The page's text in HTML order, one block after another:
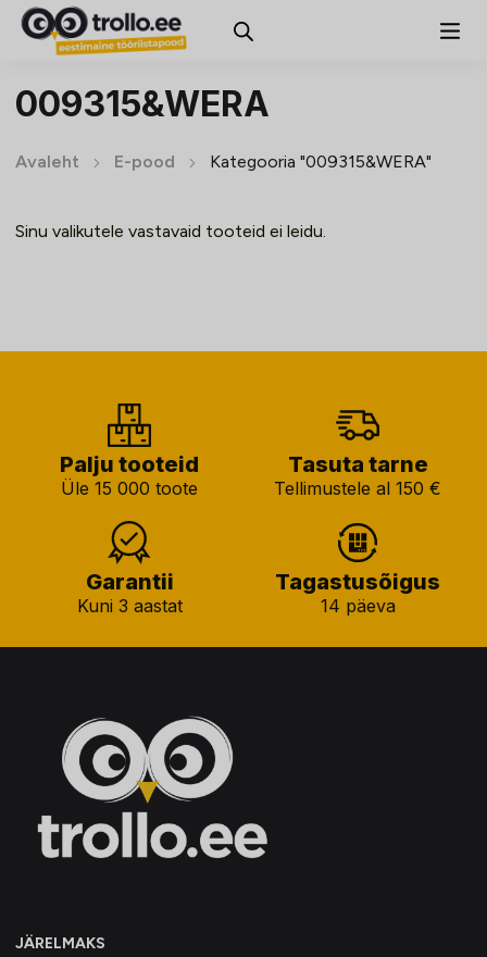
009315&WERA
Avaleht E-pood Kategooria "009315&WERA"
Sinu valikutele vastavaid tooteid ei leidu.
Palju tooteid
Üle 15 000 toote
Tasuta tarne
Tellimustele al 150 €
Garantii
Kuni 3 aastat
Tagastusõigus
14 päeva
JÄRELMAKS